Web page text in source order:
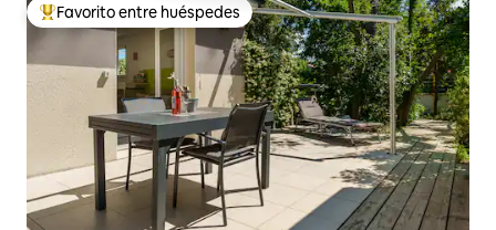
Favorito entre huéspedes preferido
Favorito entre huéspedes